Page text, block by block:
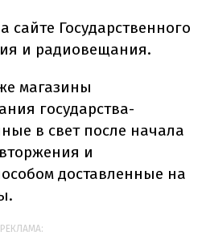
сайте Государственного
и радиовещания.
магазины
государства-
в свет после начала
и
доставленные на
РЕКЛАМА: